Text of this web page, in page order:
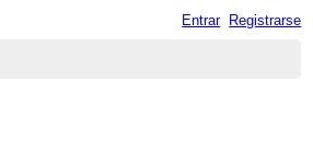
Entrar Registrarse